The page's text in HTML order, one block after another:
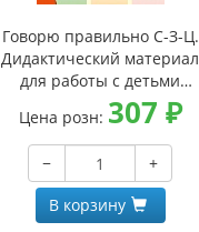
Говорю правильно С-З-Ц.
Дидактический материал
для работы с детьми
дошкольного и младшего
школьного возраста - 2-ое
изд.
Цена розн: 307 ₽
−
+
В корзину